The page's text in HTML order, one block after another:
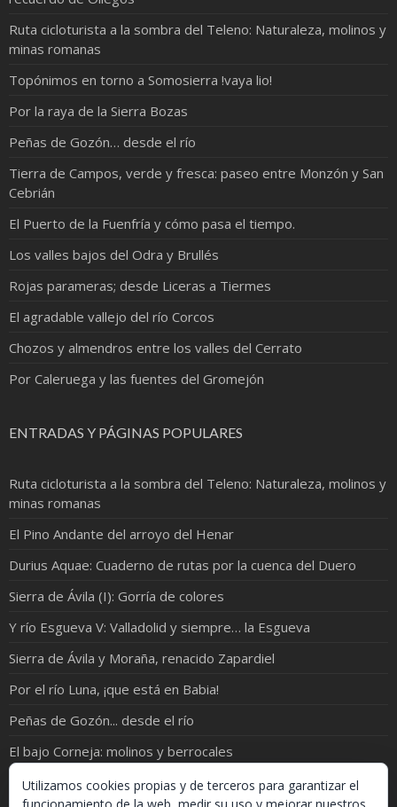
Ruta cicloturista a la sombra del Teleno: Naturaleza, molinos y
minas romanas
Topónimos en torno a Somosierra !vaya lio!
Por la raya de la Sierra Bozas
Peñas de Gozón… desde el río
Tierra de Campos, verde y fresca: paseo entre Monzón y San
Cebrián
El Puerto de la Fuenfría y cómo pasa el tiempo.
Los valles bajos del Odra y Brullés
Rojas parameras; desde Liceras a Tiermes
El agradable vallejo del río Corcos
Chozos y almendros entre los valles del Cerrato
Por Caleruega y las fuentes del Gromejón
ENTRADAS Y PÁGINAS POPULARES
Ruta cicloturista a la sombra del Teleno: Naturaleza, molinos y
minas romanas
El Pino Andante del arroyo del Henar
Durius Aquae: Cuaderno de rutas por la cuenca del Duero
Sierra de Ávila (I): Gorría de colores
Y río Esgueva V: Valladolid y siempre… la Esgueva
Sierra de Ávila y Moraña, renacido Zapardiel
Por el río Luna, ¡que está en Babia!
Peñas de Gozón... desde el río
El bajo Corneja: molinos y berrocales
Río Pirón: de Samboal a Peñacarrasquilla
Utilizamos cookies propias y de terceros para garantizar el